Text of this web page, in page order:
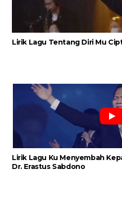
Lirik Lagu Tentang Diri Mu
Lirik Lagu Ku Menyembah
Dr. Erastus Sabdono